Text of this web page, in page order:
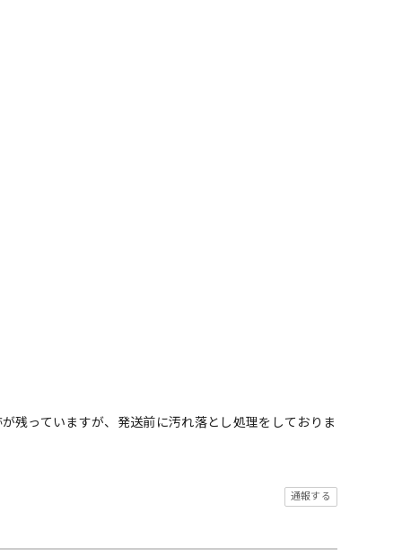
残っていますが、発送前に汚れ落とし処理をしておりま
通報する